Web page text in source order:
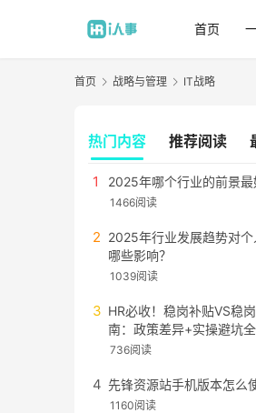
首页
首页 战略与管理 IT战略
热门内容 推荐阅读
2025年哪个行业的前景最
1466阅读
2025年行业发展趋势对
哪些影响？
1039阅读
HR必收！稳岗补贴VS稳
南：政策差异+实操避坑
736阅读
先锋资源站手机版本怎么
1160阅读